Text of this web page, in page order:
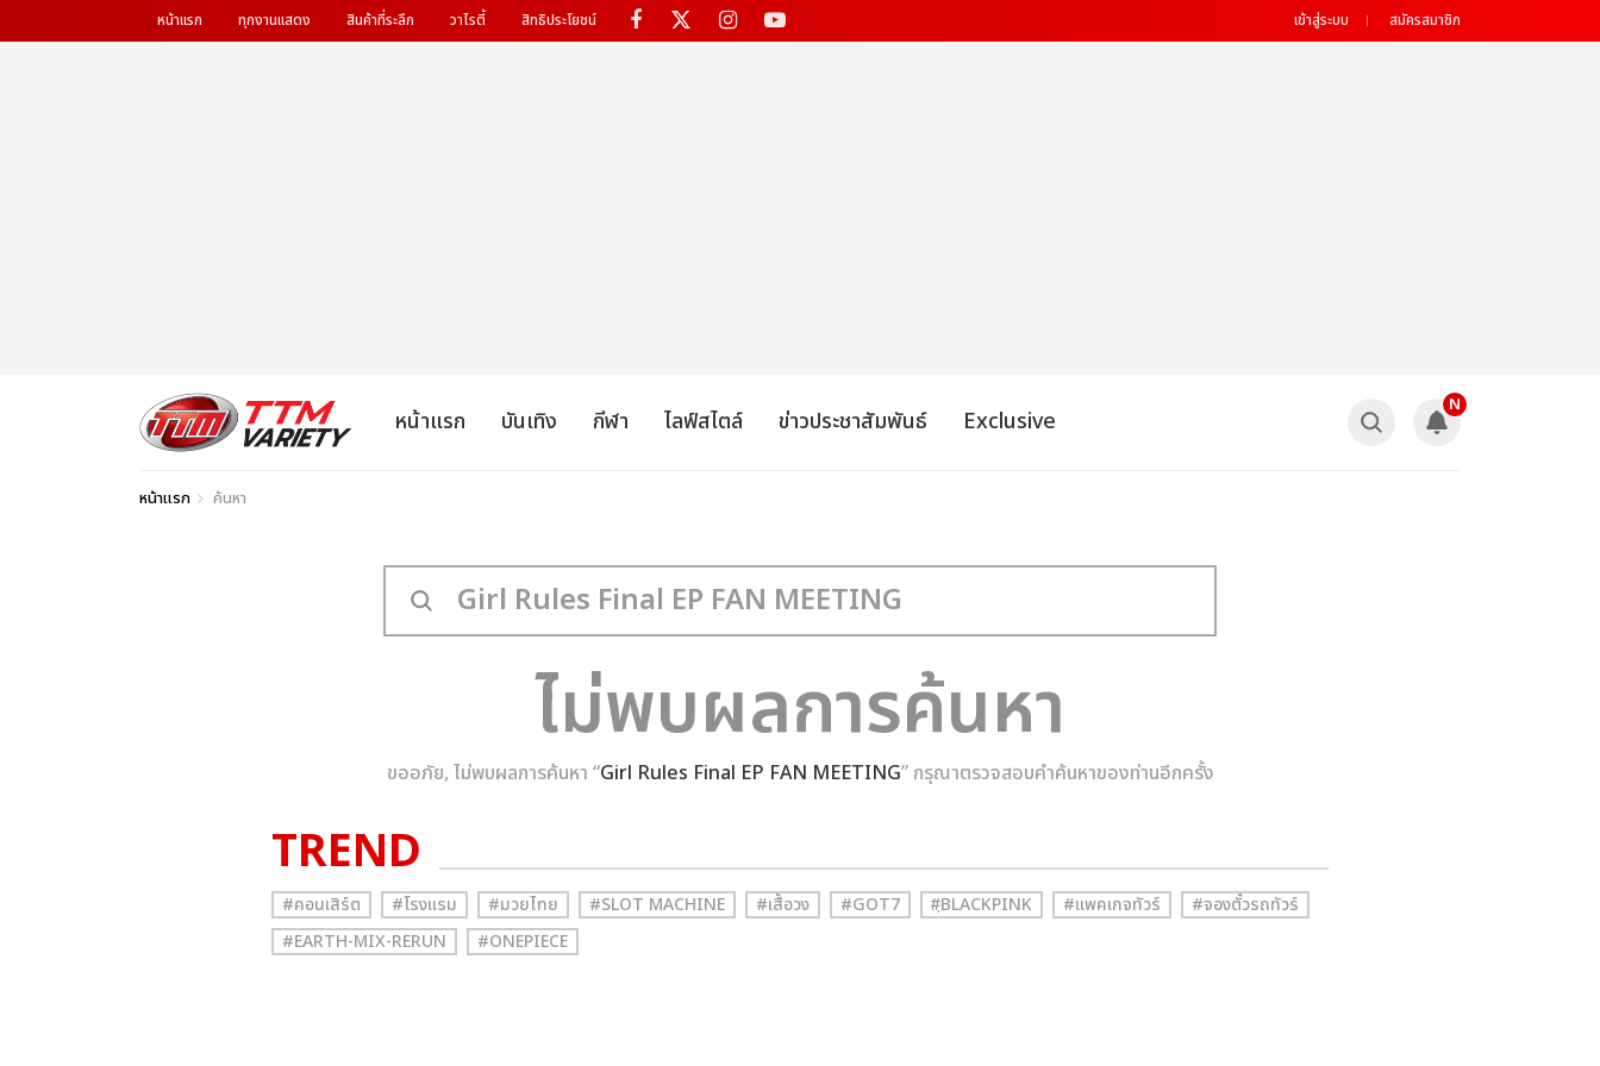
หน้าแรก ทุกงานแสดง สินค้าที่ระลึก วาไรตี้ สิทธิประโยชน์ เข้าสู่ระบบ สมัครสมาชิก
หน้าแรก บันเทิง กีฬา ไลฟ์สไตล์ ข่าวประชาสัมพันธ์ Exclusive
N
หน้าแรก ค้นหา
ไม่พบผลการค้นหา
ขออภัย, ไม่พบผลการค้นหา “Girl Rules Final EP FAN MEETING” กรุณาตรวจสอบคำค้นหาของท่านอีกครั้ง
TREND
#คอนเสิร์ต #โรงแรม #มวยไทย #SLOT MACHINE #เสื้อวง #GOT7 #ฺBLACKPINK #แพคเกจทัวร์
#จองตั๋วรถทัวร์
#EARTH-MIX-RERUN
#ONEPIECE